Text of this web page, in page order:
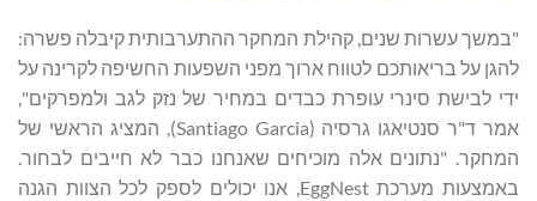
"במשך עשרות שנים, קהילת המחקר ההתערבותית קיבלה פשרה:
להגן על בריאותכם לטווח ארוך מפני השפעות החשיפה לקרינה על
ידי לבישת סינרי עופרת כבדים במחיר של נזק לגב ולמפרקים",
אמר ד"ר סנטיאגו גרסיה (Santiago Garcia), המציג הראשי של
המחקר. "נתונים אלה מוכיחים שאנחנו כבר לא חייבים לבחור.
באמצעות מערכת EggNest, אנו יכולים לספק לכל הצוות הגנה